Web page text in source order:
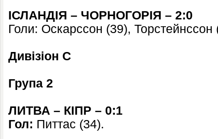
ІСЛАНДІЯ – ЧОРНОГОРІЯ – 2:0
Голи: Оскарссон (39), Торстейнссон
Дивізіон C
Група 2
ЛИТВА – КІПР – 0:1
Гол: Питтас (34).